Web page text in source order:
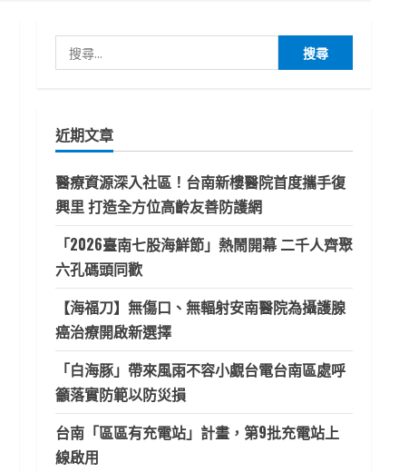
尋
字:
近期文章
醫療資源深入社區！台南新樓醫院首度攜手復
興里 打造全方位高齡友善防護網
「2026臺南七股海鮮節」熱鬧開幕 二千人齊聚
六孔碼頭同歡
【海福刀】無傷口、無輻射安南醫院為攝護腺
癌治療開啟新選擇
「白海豚」帶來風雨不容小覷台電台南區處呼
籲落實防範以防災損
台南「區區有充電站」計畫，第9批充電站上
線啟用